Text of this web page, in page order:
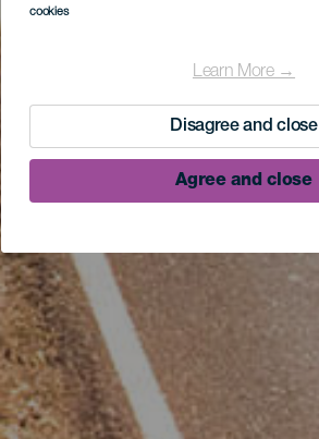
cookies
Learn More →
Disagree and close
Agree and close